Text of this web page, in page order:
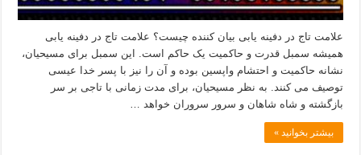
علامت تاج در دفینه یابی بیان کننده چیست؟ علامت تاج در دفینه یابی
همیشه سمبل قدرت و حاکمیت یک حاکم است. این سمبل برای مسیحیان،
نشانه حاکمیت و احتشام واپسین بوده و آن را نیز با پسر خدا عیسی
توصیف می کنند. به نظر مسیحیان، برای مدت زمانی با تاجی بر سر
بازگشته و شاه شاهان و سرور سروران خواهد …
بیشتر بخوانید »